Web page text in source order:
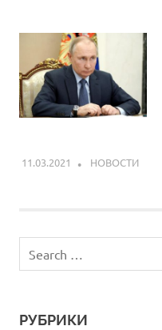
11.03.2021 ARPP
НОВОСТИ
РУБРИКИ